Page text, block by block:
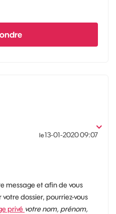
le‎13-01-202009:07
message et afin de vous
dossier, pourriez-vous
privé votre nom, prénom,